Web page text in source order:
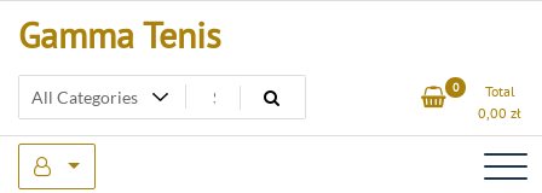
Gamma Tenis
0
Total
0,00 zł